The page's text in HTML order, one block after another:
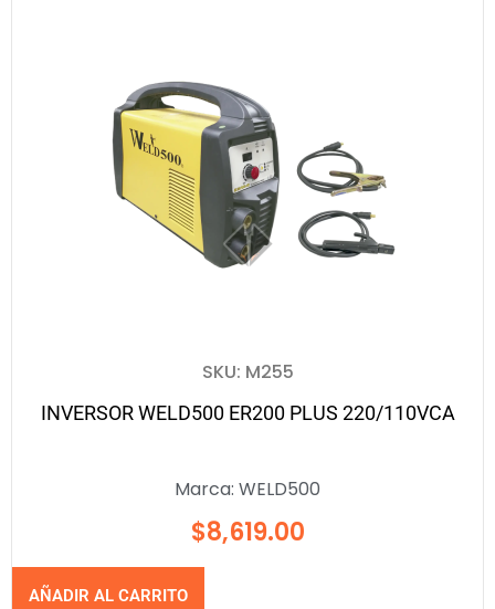
SKU: M255
INVERSOR WELD500 ER200 PLUS 220/110VCA
Marca: WELD500
$8,619.00
AÑADIR AL CARRITO